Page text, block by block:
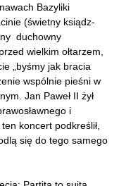
Bazyliki
(świetny ksiądz-
duchowny
wielkim ołtarzem,
„byśmy jak bracia
wspólnie pieśni w
Jan Paweł II żył
i
koncert podkreślił,
się do tego samego